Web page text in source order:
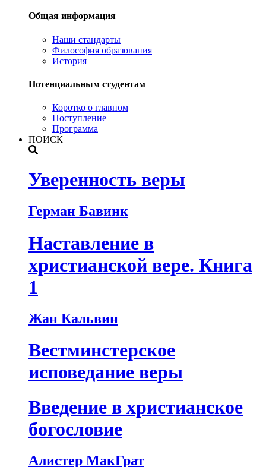
Общая информация
Наши стандарты
Философия образования
История
Потенциальным студентам
Коротко о главном
Поступление
Программа
ПОИСК
Уверенность веры
Герман Бавинк
Наставление в
христианской вере. Книга
1
Жан Кальвин
Вестминстерское
исповедание веры
Введение в христианское
богословие
Алистер МакГрат